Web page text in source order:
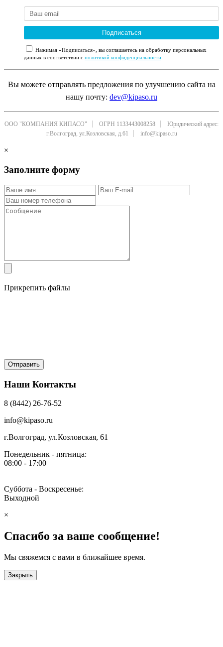
Подписаться
Нажимая «Подписаться», вы соглашаетесь на обработку персональных
данных в соответствии с политикой конфиденциальности.
Вы можете отправлять предложения по улучшению сайта на
нашу почту: dev@kipaso.ru
ООО "КОМПАНИЯ КИПАСО" ОГРН 1133443008258
Юридический адрес:
г.Волгоград, ул.Козловская, д.61
info@kipaso.ru
×
Заполните форму
Прикрепить файлы
Наши Контакты
8 (8442) 26-76-52
info@kipaso.ru
г.Волгоград, ул.Козловская, 61
Понедельник - пятница:
08:00 - 17:00
Суббота - Воскресенье:
Выходной
×
Спасибо за ваше сообщение!
Мы свяжемся с вами в ближайшее время.
Закрыть